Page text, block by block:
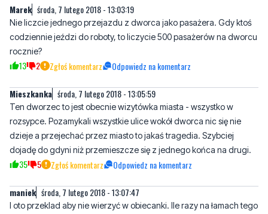
Marek środa, 7 lutego 2018 - 13:03:19
Nie liczcie jednego przejazdu z dworca jako pasażera. Gdy ktoś
codziennie jeździ do roboty, to liczycie 500 pasażerów na dworcu
rocznie?
13 2 Zgłoś komentarz Odpowiedz na komentarz
Mieszkanka środa, 7 lutego 2018 - 13:05:59
Ten dworzec to jest obecnie wizytówka miasta - wszystko w
rozsypce. Pozamykali wszystkie ulice wokół dworca nic się nie
dzieje a przejechać przez miasto to jakaś tragedia. Szybciej
dojadę do gdyni niż przemieszcze się z jednego końca na drugi.
35 5 Zgłoś komentarz Odpowiedz na komentarz
maniek środa, 7 lutego 2018 - 13:07:47
I oto przeklad aby nie wierzyć w obiecanki. Ile razy na łamach tego